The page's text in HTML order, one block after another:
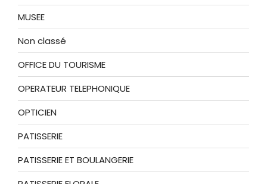
MUSEE
Non classé
OFFICE DU TOURISME
OPERATEUR TELEPHONIQUE
OPTICIEN
PATISSERIE
PATISSERIE ET BOULANGERIE